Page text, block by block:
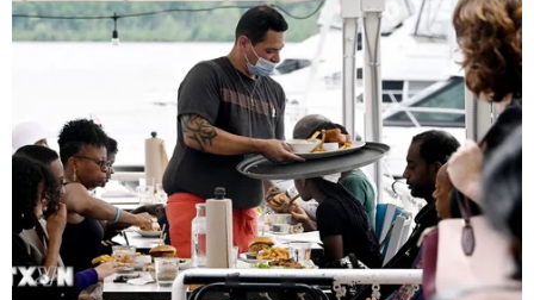
Đại sứ Mỹ tại Qatar bất ngờ từ chức giữa
lúc khủng hoảng ngoại giao
Ngày 13/6, Đại sứ Mỹ tại Qatar Dana Shell Smith cho
biết bà sẽ từ chức trong bối cảnh khủng hoảng ngoại
giao tồi tệ nhất giữa các đồng minh vùng Vịnh của Mỹ
trong nhiều năm qua.